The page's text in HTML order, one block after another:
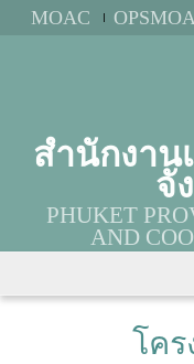
MOAC
สำนักงา
จั
PHUKET
AND
โคร